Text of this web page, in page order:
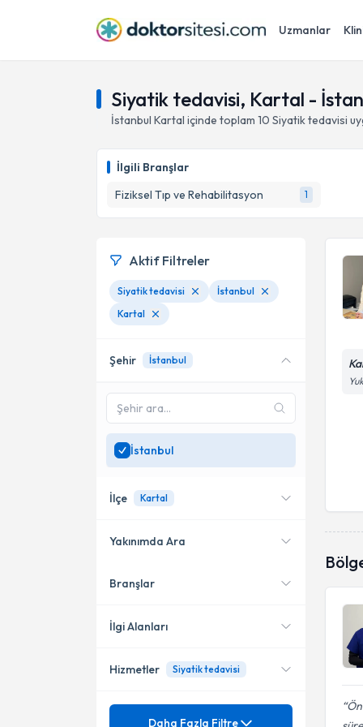
Uzmanlar
Siyatik tedavisi, Kartal -
İstanbul Kartal içinde toplam 10 Siyatik tedavisi
İlgili Branşlar
Fiziksel Tıp ve Rehabilitasyon
1
Aktif Filtreler
Siyatik tedavisi
İstanbul
Kartal
Şehir İstanbul
İstanbul
İlçe Kartal
Kadıköy
Şişli
Yakınımda Ara
Konumuma yakın uzmanları
Branşlar
Fiziksel Tıp ve Rehabilitasyon
İlgi Alanları
Ağrı Tedavisi
Hizmetler Siyatik tedavisi
Mezuniyet
Daha Fazla Filtre